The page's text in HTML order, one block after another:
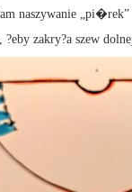
naszywanie
?eby zakry?a szew